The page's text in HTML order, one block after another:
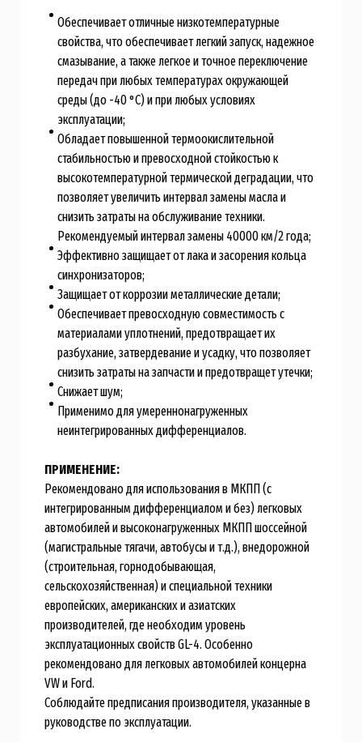
Обеспечивает отличные низкотемпературные
свойства, что обеспечивает легкий запуск, надежное
смазывание, а также легкое и точное переключение
передач при любых температурах окружающей
среды (до -40 °C) и при любых условиях
эксплуатации;
Обладает повышенной термоокислительной
стабильностью и превосходной стойкостью к
высокотемпературной термической деградации, что
позволяет увеличить интервал замены масла и
снизить затраты на обслуживание техники.
Рекомендуемый интервал замены 40000 км/2 года;
Эффективно защищает от лака и засорения кольца
синхронизаторов;
Защищает от коррозии металлические детали;
Обеспечивает превосходную совместимость с
материалами уплотнений, предотвращает их
разбухание, затвердевание и усадку, что позволяет
снизить затраты на запчасти и предотвращет утечки;
Снижает шум;
Применимо для умереннонагруженных
неинтегрированных дифференциалов.
ПРИМЕНЕНИЕ:
Рекомендовано для использования в МКПП (с
интегрированным дифференциалом и без) легковых
автомобилей и высоконагруженных МКПП шоссейной
(магистральные тягачи, автобусы и т.д.), внедорожной
(строительная, горнодобывающая,
сельскохозяйственная) и специальной техники
европейских, американских и азиатских
производителей, где необходим уровень
эксплуатационных свойств GL-4. Особенно
рекомендовано для легковых автомобилей концерна
VW и Ford.
Соблюдайте предписания производителя, указанные в
руководстве по эксплуатации.